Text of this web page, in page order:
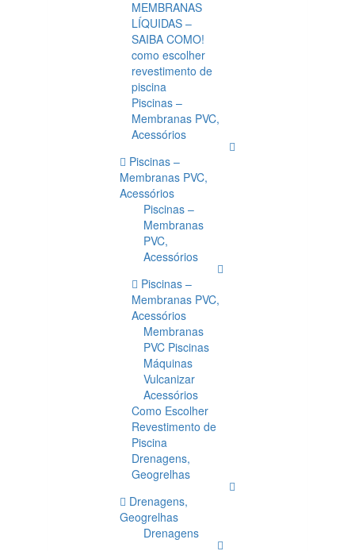
MEMBRANAS
LÍQUIDAS –
SAIBA COMO!
como escolher
revestimento de
piscina
Piscinas –
Membranas PVC,
Acessórios
Piscinas –
Membranas PVC,
Acessórios
Piscinas –
Membranas
PVC,
Acessórios
Piscinas –
Membranas PVC,
Acessórios
Membranas
PVC Piscinas
Máquinas
Vulcanizar
Acessórios
Como Escolher
Revestimento de
Piscina
Drenagens,
Geogrelhas
Drenagens,
Geogrelhas
Drenagens